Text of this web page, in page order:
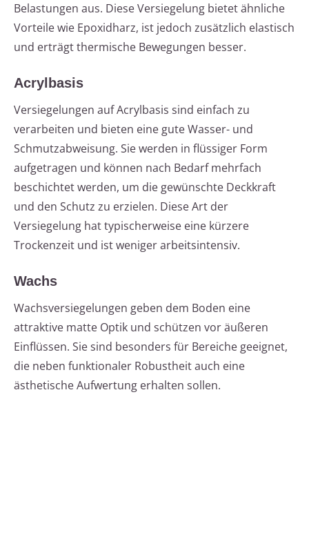
Belastungen aus. Diese Versiegelung bietet ähnliche
Vorteile wie Epoxidharz, ist jedoch zusätzlich elastisch
und erträgt thermische Bewegungen besser.
Acrylbasis
Versiegelungen auf Acrylbasis sind einfach zu
verarbeiten und bieten eine gute Wasser- und
Schmutzabweisung. Sie werden in flüssiger Form
aufgetragen und können nach Bedarf mehrfach
beschichtet werden, um die gewünschte Deckkraft
und den Schutz zu erzielen. Diese Art der
Versiegelung hat typischerweise eine kürzere
Trockenzeit und ist weniger arbeitsintensiv.
Wachs
Wachsversiegelungen geben dem Boden eine
attraktive matte Optik und schützen vor äußeren
Einflüssen. Sie sind besonders für Bereiche geeignet,
die neben funktionaler Robustheit auch eine
ästhetische Aufwertung erhalten sollen.